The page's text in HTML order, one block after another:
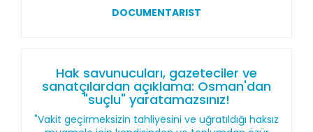
DOCUMENTARIST
Hak savunucuları, gazeteciler ve
sanatçılardan açıklama: Osman'dan
"suçlu" yaratamazsınız!
"Vakit geçirmeksizin tahliyesini ve uğratıldığı haksız